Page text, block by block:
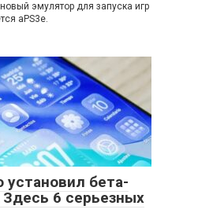
эмулятор для запуска игр
aPS3e.
бета-
6 серьезных